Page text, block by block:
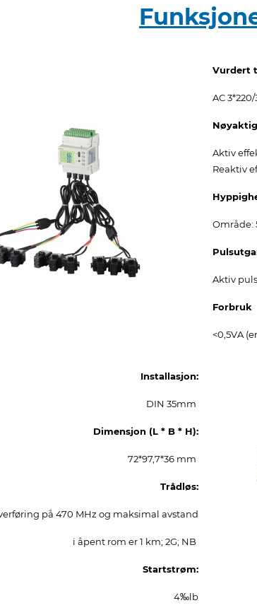
Vurdert
AC
Aktiv
Reaktiv
Område:
Aktiv
Forbruk
<0,5VA
Installasjon:
DIN 35mm
Dimensjon (L * B * H):
72*97,7*36 mm
Trådløs:
på 470 MHz og maksimal avstand
i åpent rom er 1 km; 2G; NB
Startstrøm:
4‰lb